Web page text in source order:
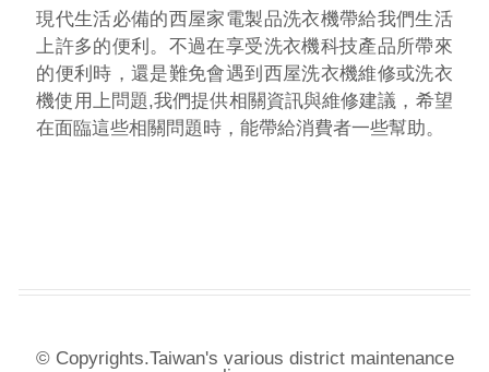
現代生活必備的西屋家電製品洗衣機帶給我們生活
上許多的便利。不過在享受洗衣機科技產品所帶來
的便利時，還是難免會遇到西屋洗衣機維修或洗衣
機使用上問題,我們提供相關資訊與維修建議，希望
在面臨這些相關問題時，能帶給消費者一些幫助。
© Copyrights.Taiwan's various district maintenance